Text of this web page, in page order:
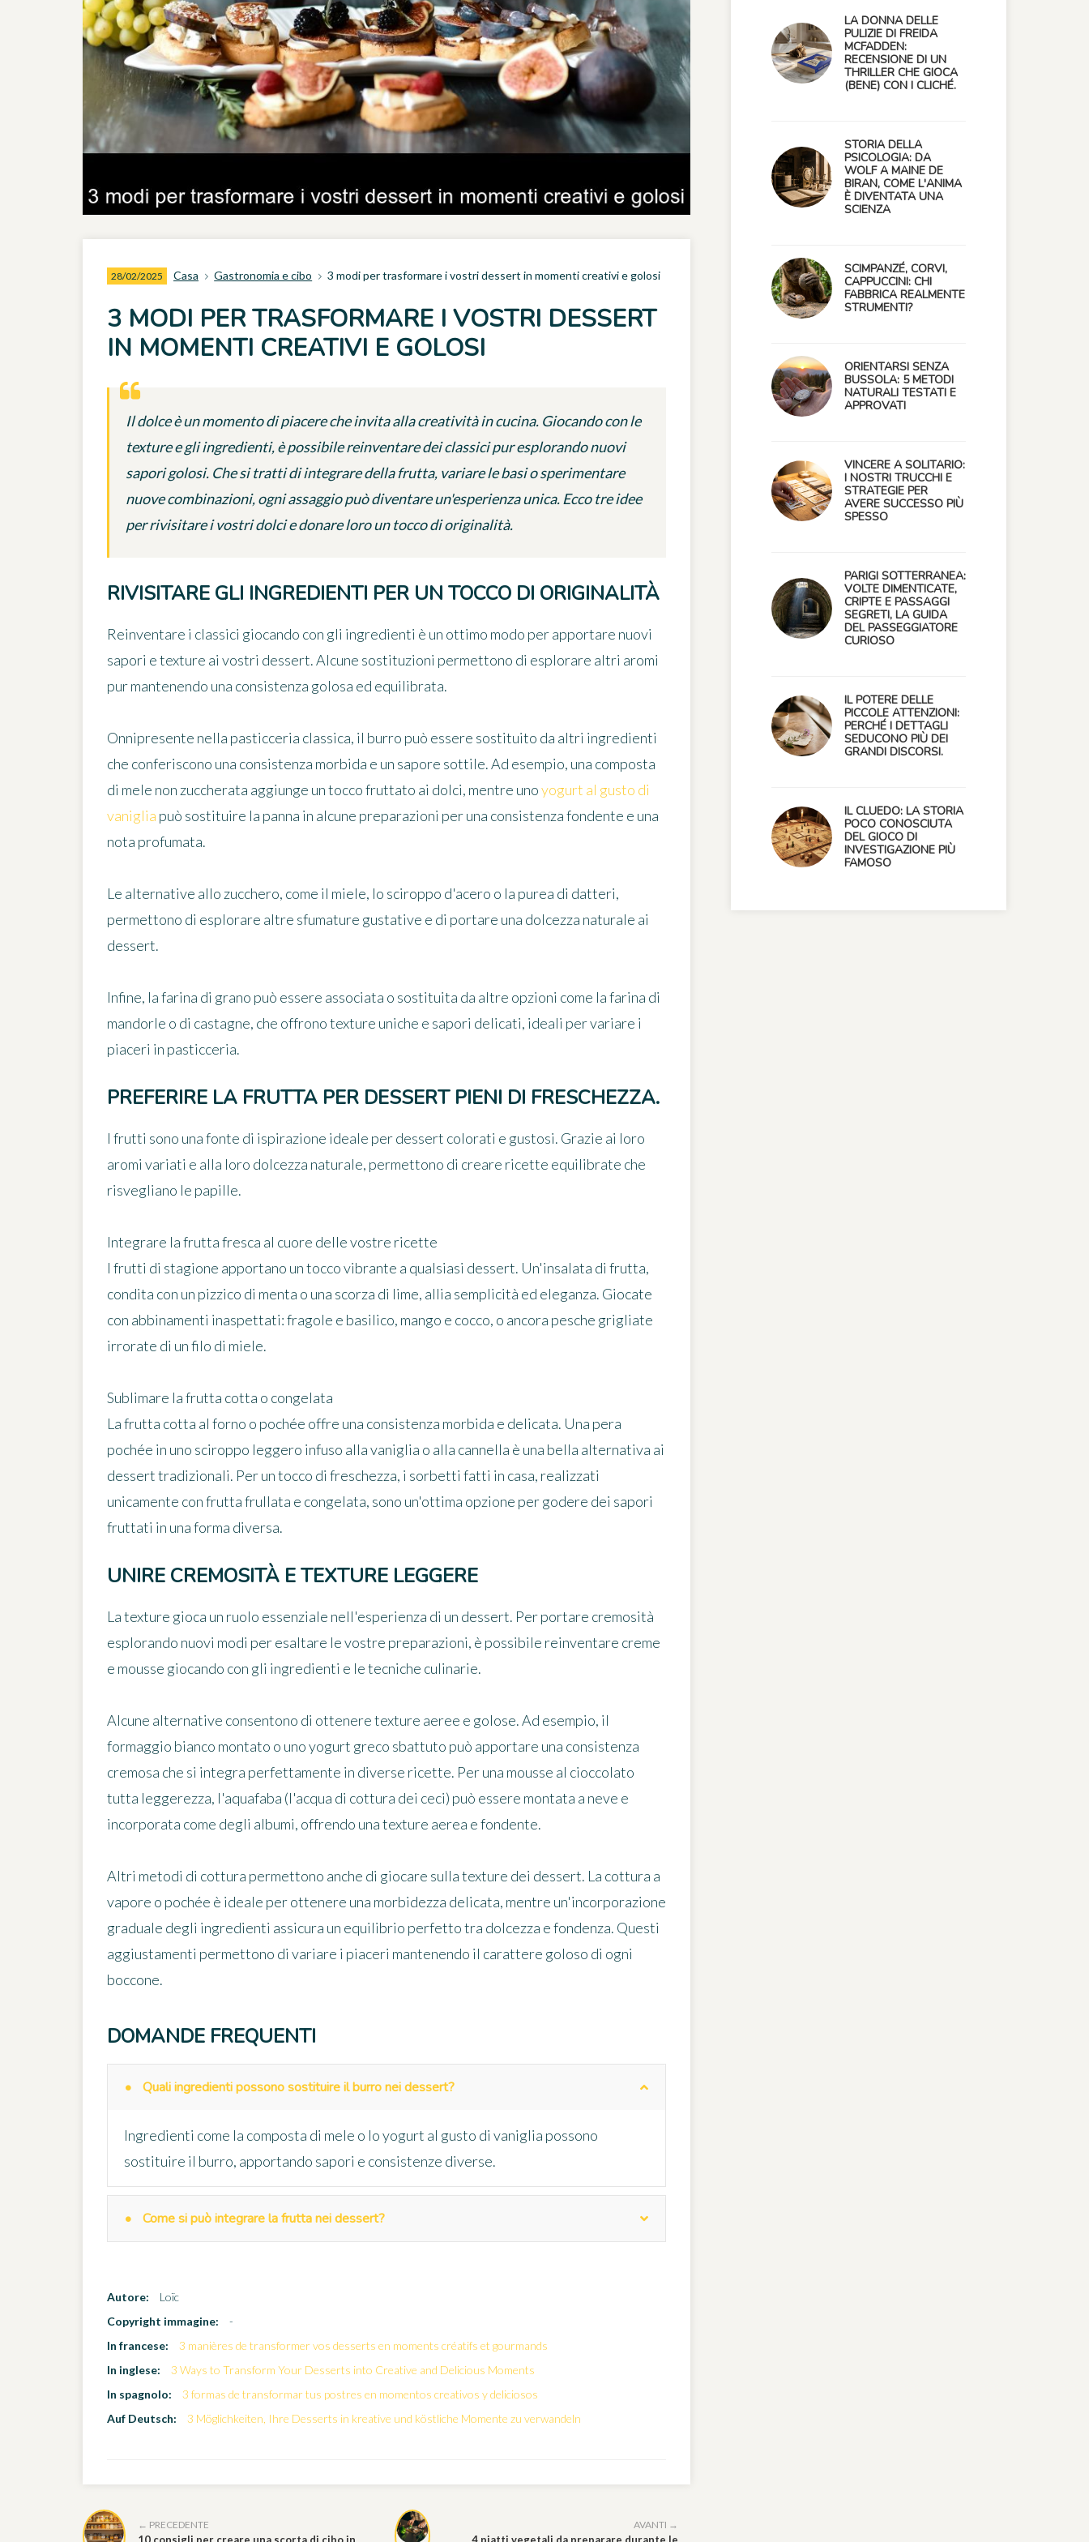
28/02/2025 Casa Gastronomia e cibo 3 modi per trasformare i vostri dessert in momenti creativi e golosi
3 MODI PER TRASFORMARE I VOSTRI DESSERT
IN MOMENTI CREATIVI E GOLOSI
Ildolceè un momento di piacere che invita alla creatività in cucina. Giocando con le
texture e gli ingredienti, è possibile reinventare dei classici pur esplorando nuovi
sapori golosi. Che si tratti di integrare della frutta, variare le basi o sperimentare
nuove combinazioni, ogni assaggio può diventare un'esperienza unica. Ecco tre idee
per rivisitare i vostri dolci e donare loro un tocco di originalità.
RIVISITARE GLI INGREDIENTI PER UN TOCCO DI ORIGINALITÀ
Reinventare i classici giocando con gli ingredienti è un ottimo modo per apportare nuovi
sapori e texture ai vostri dessert. Alcune sostituzioni permettono di esplorare altri aromi
pur mantenendo una consistenza golosa ed equilibrata.
Onnipresente nella pasticceria classica, il burro può essere sostituito da altri ingredienti
che conferiscono una consistenza morbida e un sapore sottile. Ad esempio, una composta
di mele non zuccherata aggiunge un tocco fruttato ai dolci, mentre unoyogurt al gusto di
vaniglia può sostituire la panna in alcune preparazioni per una consistenza fondente e una
nota profumata.
Le alternative allo zucchero, come il miele, lo sciroppo d'acero o la purea di datteri,
permettono di esplorare altre sfumature gustative e di portare una dolcezza naturale ai
dessert.
Infine, la farina di grano può essere associata o sostituita da altre opzioni come la farina di
mandorle o di castagne, che offrono texture uniche e sapori delicati, ideali per variare i
piaceri in pasticceria.
PREFERIRE LA FRUTTA PER DESSERT PIENI DI FRESCHEZZA.
I frutti sono una fonte di ispirazione ideale per dessert colorati e gustosi. Grazie ai loro
aromi variati e alla loro dolcezza naturale, permettono di creare ricette equilibrate che
risvegliano le papille.
Integrare la frutta fresca al cuore delle vostre ricette
I frutti di stagione apportano un tocco vibrante a qualsiasi dessert. Un'insalata di frutta,
condita con un pizzico di menta o una scorza di lime, allia semplicità ed eleganza. Giocate
con abbinamenti inaspettati: fragole e basilico, mango e cocco, o ancora pesche grigliate
irrorate di un filo di miele.
Sublimare la frutta cotta o congelata
La frutta cotta al forno o pochée offre una consistenza morbida e delicata. Una pera
pochée in uno sciroppo leggero infuso alla vaniglia o alla cannella è una bella alternativa ai
dessert tradizionali. Per un tocco di freschezza, i sorbetti fatti in casa, realizzati
unicamente con frutta frullata e congelata, sono un'ottima opzione per godere dei sapori
fruttati in una forma diversa.
UNIRE CREMOSITÀ E TEXTURE LEGGERE
Latexture gioca un ruolo essenziale nell'esperienza di un dessert. Per portare cremosità
esplorando nuovi modi per esaltare le vostre preparazioni, è possibile reinventare creme
e mousse giocando con gli ingredienti e le tecniche culinarie.
Alcune alternative consentono di ottenere texture aeree e golose. Ad esempio, il
formaggio bianco montato o uno yogurt greco sbattuto può apportare una consistenza
cremosa che si integra perfettamente in diverse ricette. Per una mousse al cioccolato
tutta leggerezza, l'aquafaba (l'acqua di cottura dei ceci) può essere montata a neve e
incorporata come degli albumi, offrendo una texture aerea e fondente.
Altri metodi di cottura permettono anche di giocare sulla texture dei dessert. La cottura a
vapore o pochée è ideale per ottenere una morbidezza delicata, mentre un'incorporazione
graduale degli ingredienti assicura un equilibrio perfetto tra dolcezza e fondenza. Questi
aggiustamenti permettono di variare i piaceri mantenendo il carattere goloso di ogni
boccone.
DOMANDE FREQUENTI
Quali ingredienti possono sostituire il burro nei dessert?
Ingredienti come la composta di mele o lo yogurt al gusto di vaniglia possono
sostituire il burro, apportando sapori e consistenze diverse.
Come si può integrare la frutta nei dessert?
Autore:
Loïc
Copyright immagine:
-
In francese:
3 manières de transformer vos desserts en moments créatifs et gourmands
In inglese:
3 Ways to Transform Your Desserts into Creative and Delicious Moments
In spagnolo:
3 formas de transformar tus postres en momentos creativos y deliciosos
Auf Deutsch:
3 Möglichkeiten, Ihre Desserts in kreative und köstliche Momente zu verwandeln
← PRECEDENTE AVANTI →
LA DONNA DELLE
PULIZIE DI FREIDA
MCFADDEN:
RECENSIONE DI UN
THRILLER CHE GIOCA
(BENE) CON I CLICHÉ.
STORIA DELLA
PSICOLOGIA: DA
WOLF A MAINE DE
BIRAN, COME L'ANIMA
È DIVENTATA UNA
SCIENZA
SCIMPANZÉ, CORVI,
CAPPUCCINI: CHI
FABBRICA REALMENTE
STRUMENTI?
ORIENTARSI SENZA
BUSSOLA: 5 METODI
NATURALI TESTATI E
APPROVATI
VINCERE A SOLITARIO:
I NOSTRI TRUCCHI E
STRATEGIE PER
AVERE SUCCESSO PIÙ
SPESSO
PARIGI SOTTERRANEA:
VOLTE DIMENTICATE,
CRIPTE E PASSAGGI
SEGRETI, LA GUIDA
DEL PASSEGGIATORE
CURIOSO
IL POTERE DELLE
PICCOLE ATTENZIONI:
PERCHÉ I DETTAGLI
SEDUCONO PIÙ DEI
GRANDI DISCORSI.
IL CLUEDO: LA STORIA
POCO CONOSCIUTA
DEL GIOCO DI
INVESTIGAZIONE PIÙ
FAMOSO